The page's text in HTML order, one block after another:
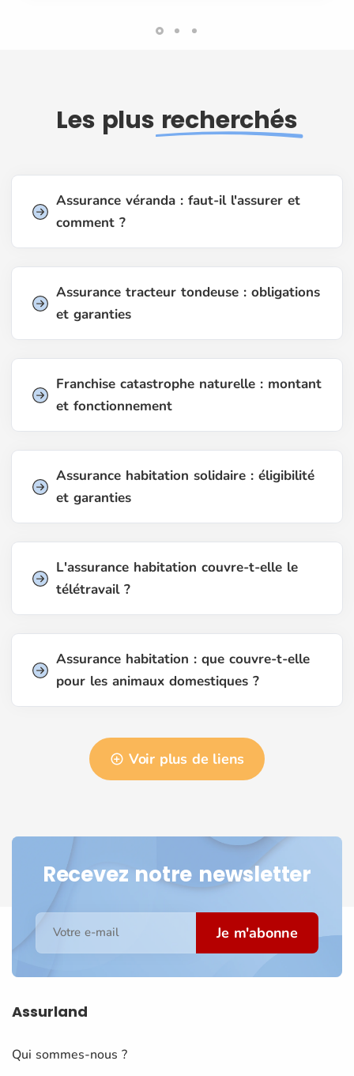
Les plus recherchés
Assurance véranda : faut-il l'assurer et
comment ?
Assurance tracteur tondeuse : obligations
et garanties
Franchise catastrophe naturelle : montant
et fonctionnement
Assurance habitation solidaire : éligibilité
et garanties
L'assurance habitation couvre-t-elle le
télétravail ?
Assurance habitation : que couvre-t-elle
pour les animaux domestiques ?
Voir plus de liens
Recevez notre newsletter
Votre e-mail Je m'abonne
Assurland
Qui sommes-nous ?